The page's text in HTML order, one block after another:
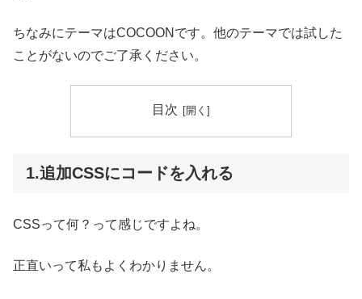
ちなみにテーマはCOCOONです。他のテーマでは試した
ことがないのでご了承ください。
目次
1.追加CSSにコードを入れる
CSSって何？って感じですよね。
正直いって私もよくわかりません。